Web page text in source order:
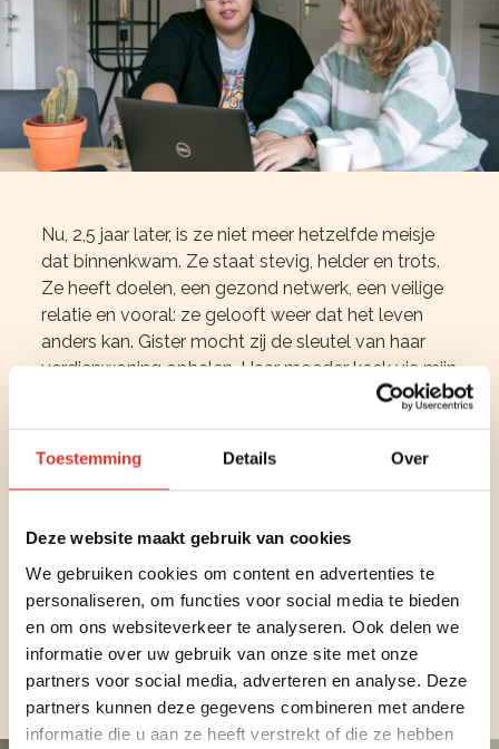
Toestemming Details Over
Deze website maakt gebruik van cookies
We gebruiken cookies om content en advertenties te
personaliseren, om functies voor social media te bieden
en om ons websiteverkeer te analyseren. Ook delen we
informatie over uw gebruik van onze site met onze
partners voor social media, adverteren en analyse. Deze
partners kunnen deze gegevens combineren met andere
informatie die u aan ze heeft verstrekt of die ze hebben
Nu, 2,5 jaar later, is ze niet meer hetzelfde meisje
dat binnenkwam. Ze staat stevig, helder en trots.
Ze heeft doelen, een gezond netwerk, een veilige
relatie en vooral: ze gelooft weer dat het leven
anders kan. Gister mocht zij de sleutel van haar
verdienwoning ophalen. Haar moeder keek via mijn
app mee; hun contact is hersteld. Haar glimlach
Hebben we alles perfect gedaan? Nee. Een
woonvorm met veel personeelswisselingen is
Maar ondanks die uitdagingen vond zij mensen die
haar zagen. En als team konden we steeds beter
aansluiten bij wat ze nodig had.
Volgende week verhuist ze echt. En net als 2,5 jaar
geleden wens ik haar ‘succes met verhuizen’. Er ligt
straks een kaart op haar deurmat – voor het begin
van haar nieuwe hoofdstuk.